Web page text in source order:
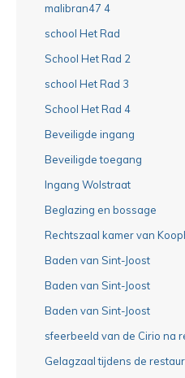
malibran47 4
school Het Rad
School Het Rad 2
school Het Rad 3
School Het Rad 4
Beveiligde ingang
Beveiligde toegang
Ingang Wolstraat
Beglazing en bossage
Rechtszaal kamer van
Baden van Sint-Joost
Baden van Sint-Joost
Baden van Sint-Joost
sfeerbeeld van de Cirio na
Gelagzaal tijdens de